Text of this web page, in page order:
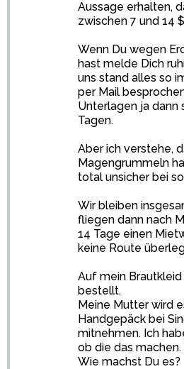
Aussage erhalten,
zwischen 7 und 14
Wenn Du wegen
hast melde Dich
uns stand alles so
per Mail
Unterlagen ja dann
Tagen.
Aber ich verstehe,
Magengrummeln
total unsicher bei
Wir bleiben
fliegen dann nach
14 Tage einen
keine Route
Auf mein
bestellt.
Meine Mutter wird
Handgepäck bei
mitnehmen. Ich
ob die das
Wie machst Du es?